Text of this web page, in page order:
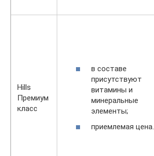
Hills
Премиум
класс
в составе
присутствуют
витамины и
минеральные
элементы;
приемлемая цена.